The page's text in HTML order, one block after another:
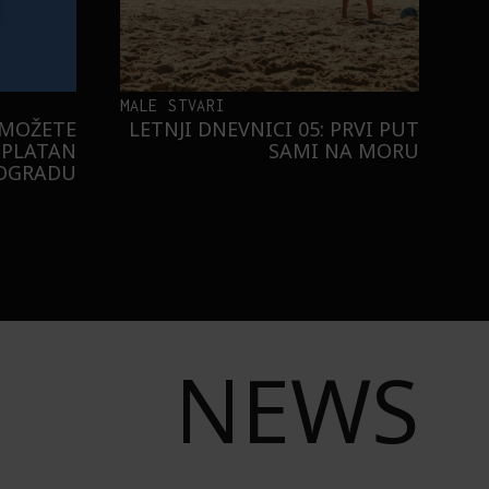
MALE STVARI
LETNJI DNEVNICI 05: PRVI PUT
SAMI NA MORU
NEWS